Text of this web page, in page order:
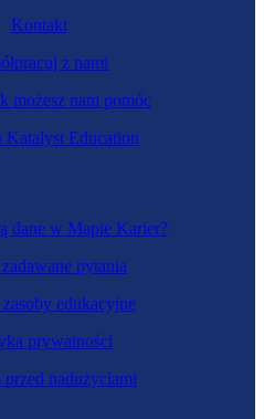
dane w Mapie Karier?
pytania
edukacyjne
prywatności
przed nadużyciami
Kontakt
z nami
możesz nam pomóc
Katalyst Education